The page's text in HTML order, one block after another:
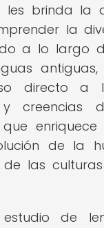
les brinda la
la
a lo largo
antiguas,
directo a
creencias
enriquece
de la
de las
de